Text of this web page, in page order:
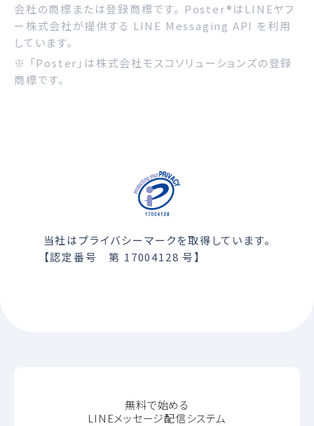
会社の商標または登録商標です。 Poster®はLINEヤフ
ー株式会社が提供する LINE Messaging API を利用
しています。
※ 「Poster」は株式会社モスコソリューションズの登録
商標です。
当社はプライバシーマークを取得しています。
【認定番号 第 17004128 号】
無料で始める
LINEメッセージ配信システム